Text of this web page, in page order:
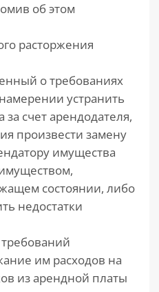
об этом
расторжения
о требованиях
устранить
счет арендодателя,
произвести замену
имущества
состоянии, либо
недостатки
им расходов на
из арендной платы